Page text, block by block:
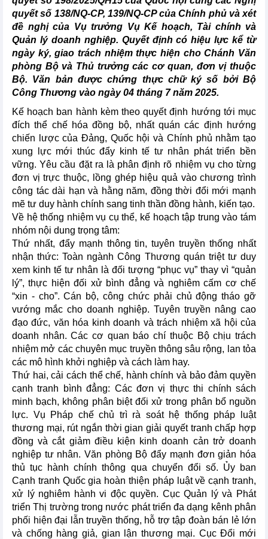
quyết số 138/NQ-CP, 139/NQ-CP của Chính phủ và xét
đề nghị của Vụ trưởng Vụ Kế hoạch, Tài chính và
Quản lý doanh nghiệp. Quyết định có hiệu lực kể từ
ngày ký, giao trách nhiệm thực hiện cho Chánh Văn
phòng Bộ và Thủ trưởng các cơ quan, đơn vị thuộc
Bộ. Văn bản được chứng thực chữ ký số bởi Bộ
Công Thương vào ngày 04 tháng 7 năm 2025.
Kế hoạch ban hành kèm theo quyết định hướng tới mục
đích thể chế hóa đồng bộ, nhất quán các định hướng
chiến lược của Đảng, Quốc hội và Chính phủ nhằm tạo
xung lực mới thúc đẩy kinh tế tư nhân phát triển bền
vững. Yêu cầu đặt ra là phân định rõ nhiệm vụ cho từng
đơn vị trực thuộc, lồng ghép hiệu quả vào chương trình
công tác dài hạn và hằng năm, đồng thời đổi mới mạnh
mẽ tư duy hành chính sang tinh thần đồng hành, kiến tạo.
Về hệ thống nhiệm vụ cụ thể, kế hoạch tập trung vào tám
nhóm nội dung trọng tâm:
Thứ nhất, đẩy mạnh thông tin, tuyên truyền thống nhất
nhận thức: Toàn ngành Công Thương quán triệt tư duy
xem kinh tế tư nhân là đối tượng “phục vụ” thay vì “quản
lý”, thực hiện đối xử bình đẳng và nghiêm cấm cơ chế
“xin - cho”. Cán bộ, công chức phải chủ động tháo gỡ
vướng mắc cho doanh nghiệp. Tuyên truyền nâng cao
đạo đức, văn hóa kinh doanh và trách nhiệm xã hội của
doanh nhân. Các cơ quan báo chí thuộc Bộ chịu trách
nhiệm mở các chuyên mục truyền thông sâu rộng, lan tỏa
các mô hình khởi nghiệp và cách làm hay.
Thứ hai, cải cách thể chế, hành chính và bảo đảm quyền
cạnh tranh bình đẳng: Các đơn vị thực thi chính sách
minh bạch, không phân biệt đối xử trong phân bổ nguồn
lực. Vụ Pháp chế chủ trì rà soát hệ thống pháp luật
thương mại, rút ngắn thời gian giải quyết tranh chấp hợp
đồng và cắt giảm điều kiện kinh doanh cản trở doanh
nghiệp tư nhân. Văn phòng Bộ đẩy mạnh đơn giản hóa
thủ tục hành chính thông qua chuyển đổi số. Ủy ban
Cạnh tranh Quốc gia hoàn thiện pháp luật về cạnh tranh,
xử lý nghiêm hành vi độc quyền. Cục Quản lý và Phát
triển Thị trường trong nước phát triển đa dạng kênh phân
phối hiện đại lẫn truyền thống, hỗ trợ tập đoàn bán lẻ lớn
và chống hàng giả, gian lận thương mại. Cục Đổi mới